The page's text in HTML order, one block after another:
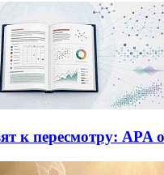
к пересмотру: